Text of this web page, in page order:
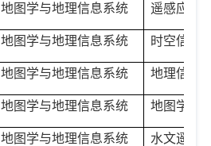
地图学与地理信息系统 遥感应用
地图学与地理信息系统 时空信息
地图学与地理信息系统 地理信息
地图学与地理信息系统 地图学与
地图学与地理信息系统 水文遥感